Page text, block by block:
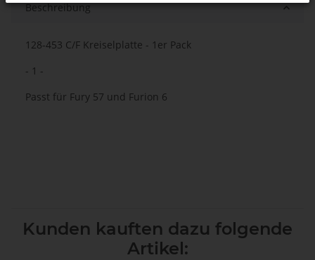
Beschreibung
128-453 C/F Kreiselplatte - 1er Pack
- 1 -
Passt für Fury 57 und Furion 6
Kunden kauften dazu folgende
Artikel: